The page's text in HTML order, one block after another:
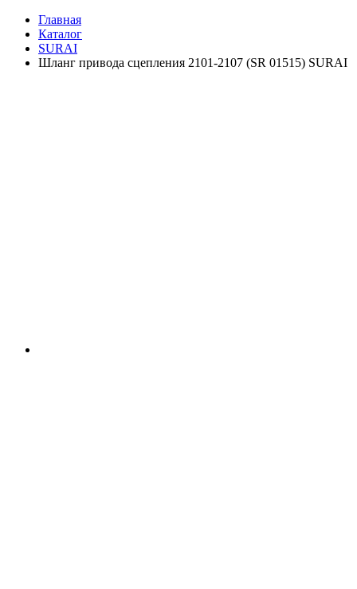
Главная
Каталог
SURAI
Шланг привода сцепления 2101-2107 (SR 01515) SURAI